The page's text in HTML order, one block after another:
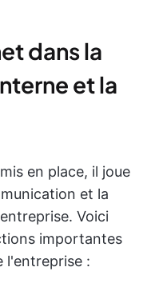
dans la
et la
en place, il joue
et la
Voici
importantes
l'entreprise :